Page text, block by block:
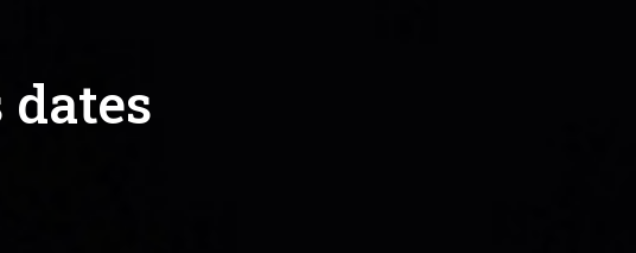
dates